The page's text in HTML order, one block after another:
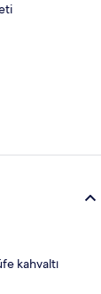
kahvaltı